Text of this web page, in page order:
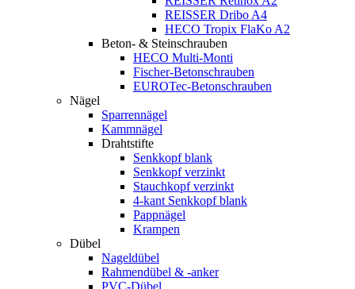
REISSER Dribo A4
HECO Tropix FlaKo A2
Beton- & Steinschrauben
HECO Multi-Monti
Fischer-Betonschrauben
EUROTec-Betonschrauben
Nägel
Sparrennägel
Kammnägel
Drahtstifte
Senkkopf blank
Senkkopf verzinkt
Stauchkopf verzinkt
4-kant Senkkopf blank
Pappnägel
Krampen
Dübel
Nageldübel
Rahmendübel & -anker
PVC-Dübel